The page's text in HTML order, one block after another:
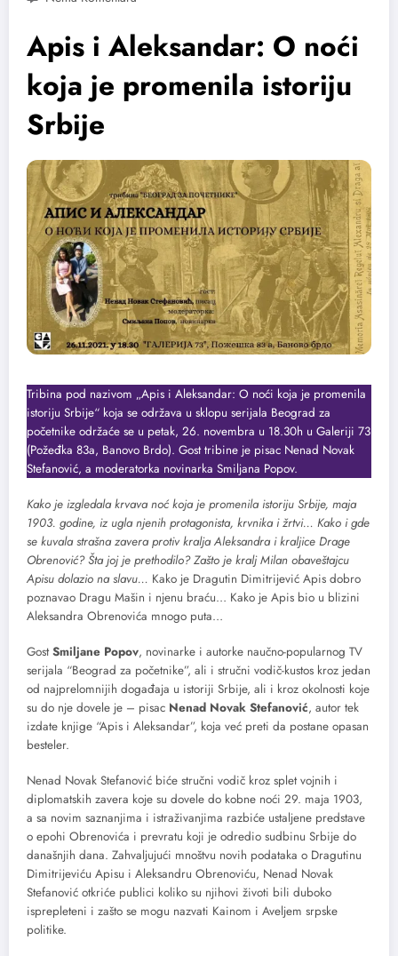
Apis i Aleksandar: O noći
koja je promenila istoriju
Srbije
Tribina pod nazivom „Apis i Aleksandar: O noći koja je promenila
istoriju Srbije“ koja se održava u sklopu serijala Beograd za
početnike održaće se u petak, 26. novembra u 18.30h u Galeriji 73
(Požeđka 83a, Banovo Brdo). Gost tribine je pisac Nenad Novak
Stefanović, a moderatorka novinarka Smiljana Popov.
Kako je izgledala krvava noć koja je promenila istoriju Srbije, maja
1903. godine, iz ugla njenih protagonista, krvnika i žrtvi… Kako i gde
se kuvala strašna zavera protiv kralja Aleksandra i kraljice Drage
Obrenović? Šta joj je prethodilo? Zašto je kralj Milan obaveštajcu
Apisu dolazio na slavu… Kako je Dragutin Dimitrijević Apis dobro
poznavao Dragu Mašin i njenu braću… Kako je Apis bio u blizini
Aleksandra Obrenovića mnogo puta…
GostSmiljane Popov, novinarke i autorke naučno-popularnog TV
serijala “Beograd za početnike”, ali i stručni vodič-kustos kroz jedan
od najprelomnijih događaja u istoriji Srbije, ali i kroz okolnosti koje
su do nje dovele je – pisac Nenad Novak Stefanović, autor tek
izdate knjige “Apis i Aleksandar”, koja već preti da postane opasan
besteler.
Nenad Novak Stefanović biće stručni vodič kroz splet vojnih i
diplomatskih zavera koje su dovele do kobne noći 29. maja 1903,
a sa novim saznanjima i istraživanjima razbiće ustaljene predstave
o epohi Obrenovića i prevratu koji je odredio sudbinu Srbije do
današnjih dana. Zahvaljujući mnoštvu novih podataka o Dragutinu
Dimitrijeviću Apisu i Aleksandru Obrenoviću, Nenad Novak
Stefanović otkriće publici koliko su njihovi životi bili duboko
isprepleteni i zašto se mogu nazvati Kainom i Aveljem srpske
politike.